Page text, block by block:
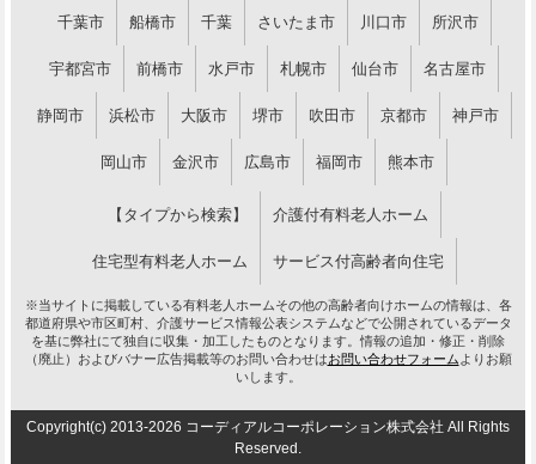
千葉市 船橋市 千葉 さいたま市 川口市 所沢市
宇都宮市 前橋市 水戸市 札幌市 仙台市 名古屋市
静岡市 浜松市 大阪市 堺市 吹田市 京都市 神戸市
岡山市 金沢市 広島市 福岡市 熊本市
【タイプから検索】 介護付有料老人ホーム
住宅型有料老人ホーム サービス付高齢者向住宅
※当サイトに掲載している有料老人ホームその他の高齢者向けホームの情報は、各
都道府県や市区町村、介護サービス情報公表システムなどで公開されているデータ
を基に弊社にて独自に収集・加工したものとなります。情報の追加・修正・削除
（廃止）およびバナー広告掲載等のお問い合わせはお問い合わせフォーム よりお願
いします。
Copyright(c) 2013-2026 コーディアルコーポレーション株式会社 All Rights
Reserved.